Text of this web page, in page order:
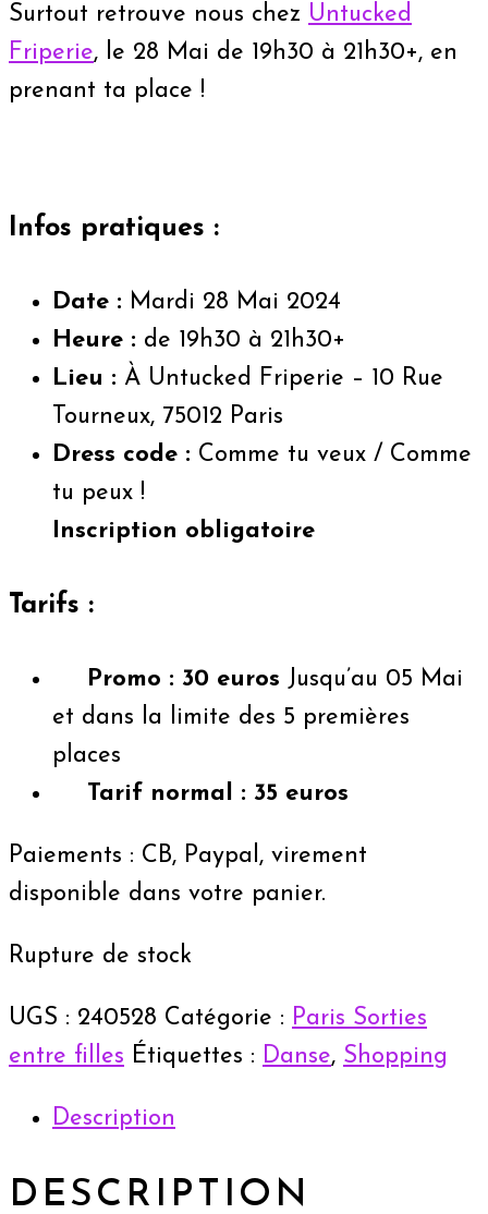
Surtout retrouve nous chez Untucked
Friperie, le 28 Mai de 19h30 à 21h30+, en
prenant ta place !
Infos pratiques :
Date : Mardi 28 Mai 2024
Heure : de 19h30 à 21h30+
Lieu : À Untucked Friperie – 10 Rue
Tourneux, 75012 Paris
Dress code : Comme tu veux / Comme
tu peux !
Inscription obligatoire
Tarifs :
Promo : 30 euros Jusqu’au 05 Mai
et dans la limite des 5 premières
places
Tarif normal : 35 euros
Paiements : CB, Paypal, virement
disponible dans votre panier.
Rupture de stock
UGS : 240528 Catégorie : Paris Sorties
entre filles Étiquettes : Danse, Shopping
Description
DESCRIPTION